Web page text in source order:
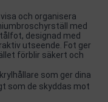
och organisera
med
designad med
utseende. Fot ger
förblir säkert och
som ger dina
som de skyddas mot